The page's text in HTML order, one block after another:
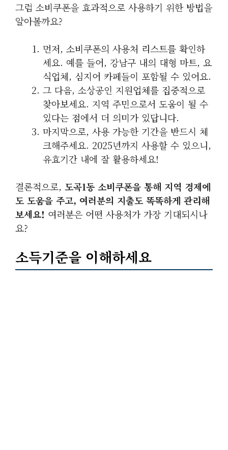
그럼 소비쿠폰을 효과적으로 사용하기 위한 방법을
알아볼까요?
먼저, 소비쿠폰의 사용처 리스트를 확인하
세요. 예를 들어, 강남구 내의 대형 마트, 요
식업체, 심지어 카페들이 포함될 수 있어요.
그 다음, 소상공인 지원업체를 집중적으로
찾아보세요. 지역 주민으로서 도움이 될 수
있다는 점에서 더 의미가 있답니다.
마지막으로, 사용 가능한 기간을 반드시 체
크해주세요. 2025년까지 사용할 수 있으니,
유효기간 내에 잘 활용하세요!
결론적으로, 도곡1동 소비쿠폰을 통해 지역 경제에
도 도움을 주고, 여러분의 지출도 똑똑하게 관리해
보세요! 여러분은 어떤 사용처가 가장 기대되시나
요?
소득기준을 이해하세요